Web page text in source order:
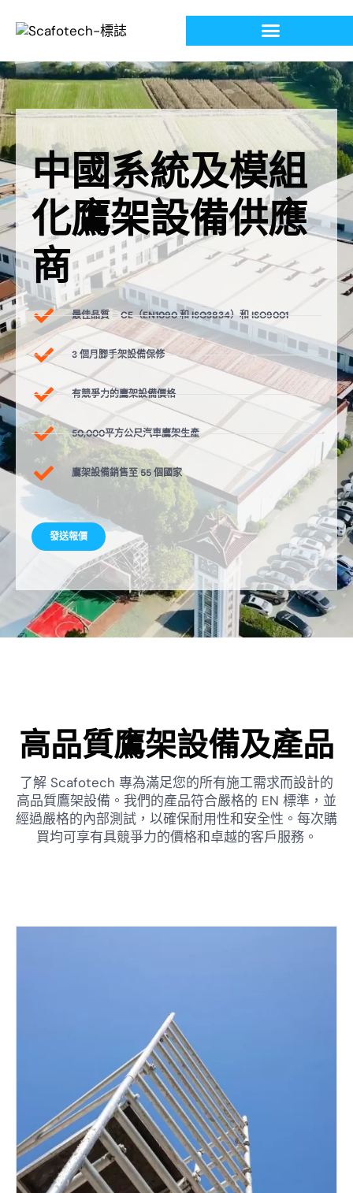
中國系統及模組
化鷹架設備供應
商
最佳品質 – CE（EN1090 和 ISO3834）和 ISO9001
3 個月腳手架設備保修
有競爭力的鷹架設備價格
50,000平方公尺汽車鷹架生產
鷹架設備銷售至 55 個國家
發送報價
高品質鷹架設備及產品
了解 Scafotech 專為滿足您的所有施工需求而設計的
高品質鷹架設備。我們的產品符合嚴格的 EN 標準，並
經過嚴格的內部測試，以確保耐用性和安全性。每次購
買均可享有具競爭力的價格和卓越的客戶服務。